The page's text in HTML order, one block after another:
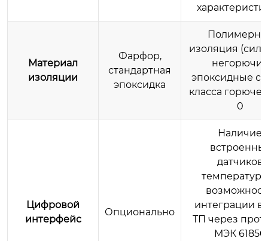
Материал
изоляции
Фарфор,
стандартная
эпоксидка
изоляция
негорючие
эпоксидные
класса
0
Цифровой
интерфейс
Опционально
Наличие
датчиков
интеграции в
ТП через
МЭК 61850